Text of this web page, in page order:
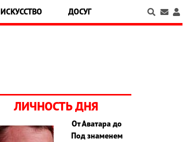
ИСКУССТВО ДОСУГ
ЛИЧНОСТЬ ДНЯ
От Аватара до
Под знаменем